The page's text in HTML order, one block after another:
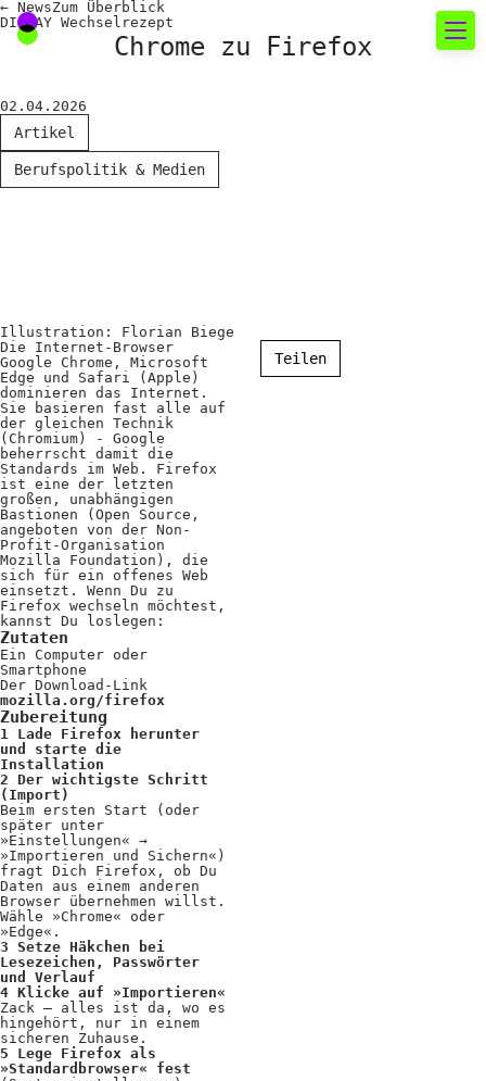
Neues rund um die
Fotografie
Das aktuelle Foto
Showcases
Fakten für Politik und
Öffentlichkeit
Positionen
Verband
Fotograf*innen
Regionalgruppen
Projekte und Publikationen
Foundation
Services für
Fotograf*innen
Mitglied werden
Presseausweis
Mein FREELENS
Kooperationen
Wissen A-Z
← NewsZum Überblick
DI.DAY Wechselrezept
Chrome zu Firefox
02.04.2026
Artikel
Berufspolitik & Medien
Illustration: Florian Biege
Die Internet-Browser
Google Chrome, Microsoft
Edge und Safari (Apple)
dominieren das Internet.
Sie basieren fast alle auf
der gleichen Technik
(Chromium) - Google
beherrscht damit die
Standards im Web. Firefox
ist eine der letzten
großen, unabhängigen
Bastionen (Open Source,
angeboten von der Non-
Profit-Organisation
Mozilla Foundation), die
sich für ein offenes Web
einsetzt. Wenn Du zu
Firefox wechseln möchtest,
kannst Du loslegen:
Zutaten
Ein Computer oder
Smartphone
Der Download-Link
mozilla.org/firefox
Zubereitung
1 Lade Firefox herunter
und starte die
Installation
2 Der wichtigste Schritt
(Import)
Beim ersten Start (oder
später unter
»Einstellungen« →
»Importieren und Sichern«)
fragt Dich Firefox, ob Du
Daten aus einem anderen
Browser übernehmen willst.
Wähle »Chrome« oder
»Edge«.
3 Setze Häkchen bei
Lesezeichen, Passwörter
und Verlauf
4 Klicke auf »Importieren«
Zack – alles ist da, wo es
hingehört, nur in einem
sicheren Zuhause.
5 Lege Firefox als
»Standardbrowser« fest
Teilen